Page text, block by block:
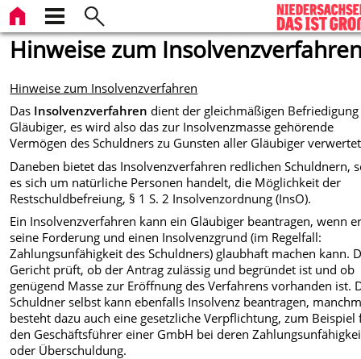
Hinweise zum
Hinweise zum Insolvenzverfahren
Das Insolvenzverfahren dient der gleichmäßigen
Gläubiger, es wird also das zur Insolvenzmasse gehörende
Vermögen des Schuldners zu Gunsten aller Gläubiger
Daneben bietet das Insolvenzverfahren redlichen Schuldnern,
es sich um natürliche Personen handelt, die Möglichkeit der
Restschuldbefreiung, § 1 S. 2 Insolvenzordnung (InsO).
Ein Insolvenzverfahren kann ein Gläubiger beantragen, wenn
seine Forderung und einen Insolvenzgrund (im Regelfall:
Zahlungsunfähigkeit des Schuldners) glaubhaft machen kann.
Gericht prüft, ob der Antrag zulässig und begründet ist und ob
genügend Masse zur Eröffnung des Verfahrens vorhanden ist.
Schuldner selbst kann ebenfalls Insolvenz beantragen,
besteht dazu auch eine gesetzliche Verpflichtung, zum Beispiel
den Geschäftsführer einer GmbH bei deren
oder Überschuldung.